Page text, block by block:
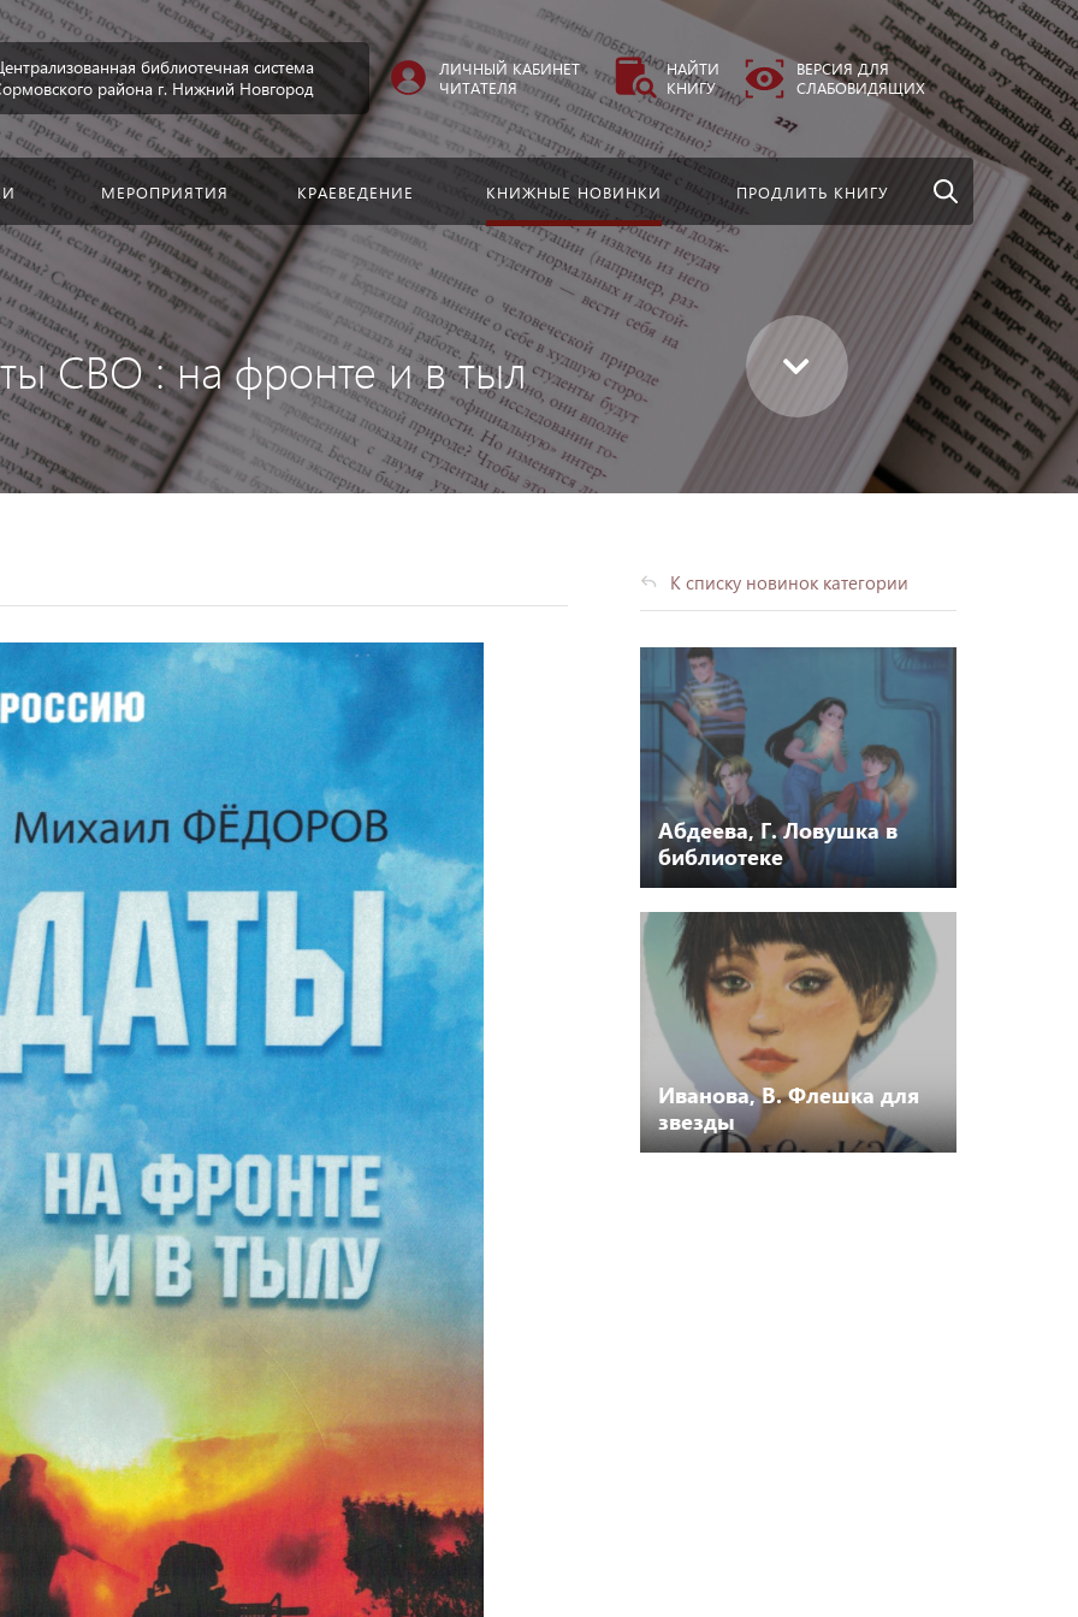
Искать:везде Найти
библиотечная система
района г. Нижний Новгород
ЛИЧНЫЙ КАБИНЕТ
ЧИТАТЕЛЯ
НАЙТИ
КНИГУ
ВЕРСИЯ ДЛЯ
СЛАБОВИДЯЩИХ
МЕРОПРИЯТИЯ КРАЕВЕДЕНИЕ КНИЖНЫЕ НОВИНКИ ПРОДЛИТЬ КНИГУ
СВО : на фронте и в тыл
К списку новинок категории
Абдеева, Г. Ловушка в
библиотеке
Иванова, В. Флешка для
звезды